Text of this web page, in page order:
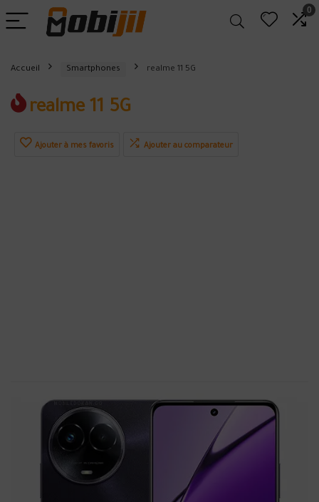
0
Accueil Smartphones realme 11 5G
realme 11 5G
Ajouter à mes favoris Ajouter au comparateur